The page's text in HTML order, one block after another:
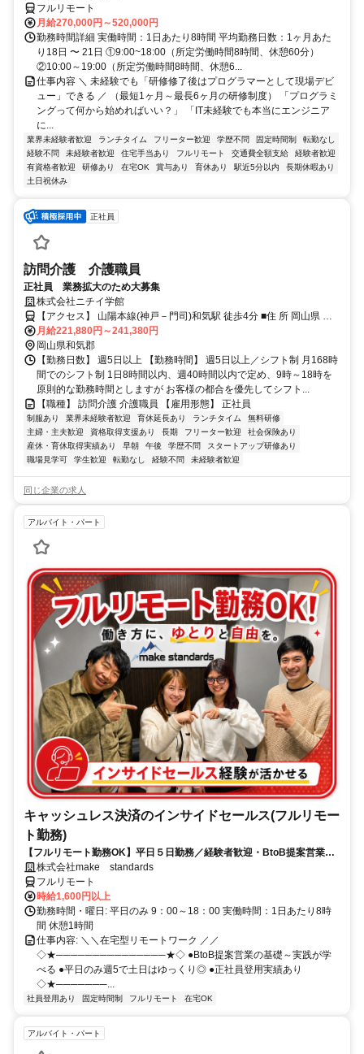
フルリモート
月給270,000円～520,000円
勤務時間詳細 実働時間：1日あたり8時間 平均勤務日数：1ヶ月あた
り18日 〜 21日 ①9:00~18:00（所定労働時間8時間、休憩60分）
②10:00～19:00（所定労働時間8時間、休憩6...
仕事内容 ＼ 未経験でも「研修修了後はプログラマーとして現場デビ
ュー」できる ／ （最短1ヶ月～最長6ヶ月の研修制度） 「プログラミ
ングって何から始めればいい？」 「IT未経験でも本当にエンジニア
に...
業界未経験者歓迎 ランチタイム フリーター歓迎 学歴不問 固定時間制
転勤なし
経験不問
未経験者歓迎 住宅手当あり フルリモート 交通費全額支給
経験者歓迎
有資格者歓迎
研修あり 在宅OK 賞与あり 育休あり 駅近5分以内
長期休暇あり
土日祝休み
正社員
訪問介護 介護職員
正社員 業務拡大のため大募集
株式会社ニチイ学館
【アクセス】 山陽本線(神戸－門司)和気駅 徒歩4分 ■住 所 岡山県 和
気郡和気町 衣笠959-1 ■アクセス 山陽本線(神戸－門司)和気駅 徒歩4
分
月給221,880円～241,380円
岡山県和気郡
【勤務日数】 週5日以上 【勤務時間】 週5日以上／シフト制 月168時
間でのシフト制 1日8時間以内、週40時間以内で定め、9時～18時を
原則的な勤務時間としますが お客様の都合を優先してシフト...
【職種】 訪問介護 介護職員 【雇用形態】 正社員
制服あり 業界未経験者歓迎 育休延長あり ランチタイム
無料研修
主婦・主夫歓迎
資格取得支援あり 長期 フリーター歓迎
社会保険あり
産休・育休取得実績あり
早朝 午後 学歴不問
スタートアップ研修あり
職場見学可
学生歓迎 転勤なし 経験不問 未経験者歓迎
同じ企業の求人
アルバイト・パート
キャッシュレス決済のインサイドセールス(フルリモー
ト勤務)
【フルリモート勤務OK】平日５日勤務／経験者歓迎・BtoB提案営業で
スキルアップ
株式会社make standards
フルリモート
時給1,600円以上
勤務時間・曜日: 平日のみ 9：00～18：00 実働時間：1日あたり8時
間 休憩1時間
仕事内容: ＼＼在宅型リモートワーク ／／
◇★───────────────★◇ ●BtoB提案営業の基礎～実践が学
べる ●平日のみ週5で土日はゆっくり◎ ●正社員登用実績あり
◇★───────...
社員登用あり 固定時間制 フルリモート 在宅OK
アルバイト・パート